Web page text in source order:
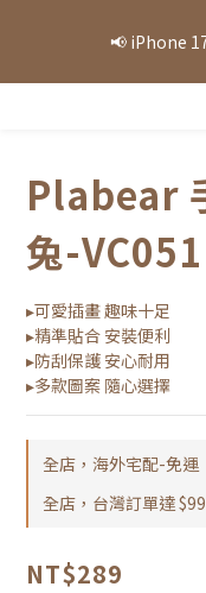
庫
📢 iPhone
「因部分商品熱銷，部
Plabear
兔-VC051
▸可愛插畫 趣味十足
▸精準貼合 安裝便利
▸防刮保護 安心耐用
▸多款圖案 隨心選擇
全店，海外宅配-免運
全店，台灣訂單達
NT$289